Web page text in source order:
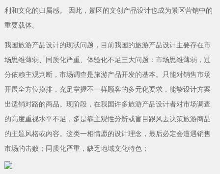
利和文化的归属感。 因此，景区的文创产品设计也成为景区营销中的
重要载体。
我国旅游产品设计的现状问题，目前我国的旅游产品设计主要存在市
场思维薄弱、同质化严重、体验化不足三大问题：市场思维薄弱，过
分依赖主观判断，市场调查是旅游产品开发的基本。只能对销售市场
开展全方位摸排，充足掌握不一样顾客的多元化要求，能够设计方案
出适销对路的商品。现阶段，在我国许多旅游产品设计者对市场调查
的高度重视水平不足，多是靠主观性分辨或盲目跟风去决策旅游商品
的主题风格或內容。这类一相情愿的设计理念，最后必定会遭遇销售
市场的击败；同质化严重，缺乏地域文化特色；